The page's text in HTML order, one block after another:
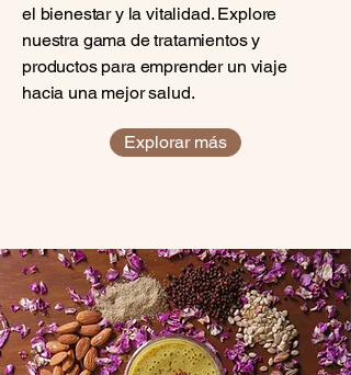
el bienestar y la vitalidad. Explore
nuestra gama de tratamientos y
productos para emprender un viaje
hacia una mejor salud.
Explorar más